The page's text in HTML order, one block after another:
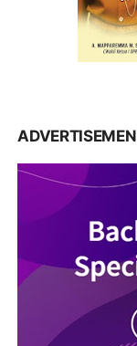
ADVERTISEMEN